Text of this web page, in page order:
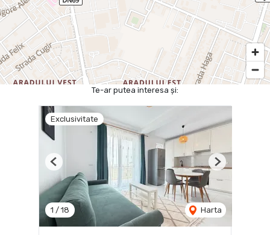
Te-ar putea interesa și:
Exclusivitate
1 / 18 Harta
Previous Next